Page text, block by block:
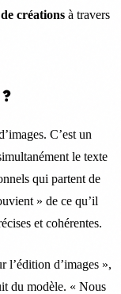
créations à travers
C’est un
le texte
qui partent de
» de ce qu’il
et cohérentes.
l’édition d’images »,
du modèle. « Nous